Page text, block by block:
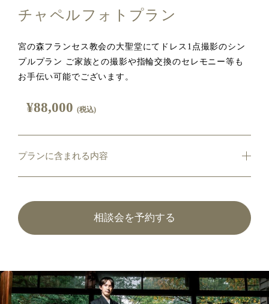
チャペルフォトプラン
宮の森フランセス教会の大聖堂にてドレス1点撮影のシン
プルプラン ご家族との撮影や指輪交換のセレモニー等も
お手伝い可能でございます。
¥88,000 (税込)
プランに含まれる内容
相談会を予約する